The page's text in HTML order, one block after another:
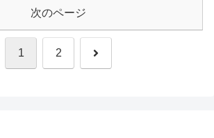
次のページ
1 2 次